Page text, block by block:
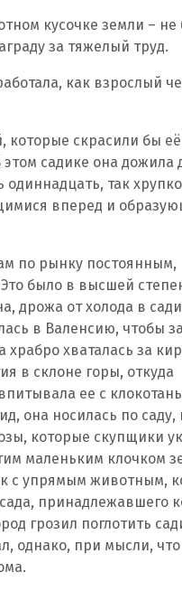
кусочке земли – не
за тяжелый труд.
как взрослый
которые скрасили бы её
этом садике она дожила
так
вперед и
по рынку постоянным,
было в высшей
дрожа от холода в
в Валенсию, чтобы
хваталась за
в склоне горы, откуда
ее с
она носилась по саду,
которые скупщики
маленьким клочком
с упрямым животным,
принадлежавшего
грозил поглотить
однако, при мысли, что